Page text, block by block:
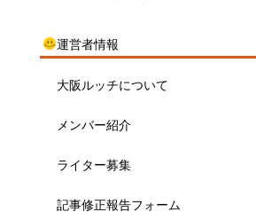
運営者情報
大阪ルッチについて
メンバー紹介
ライター募集
記事修正報告フォーム